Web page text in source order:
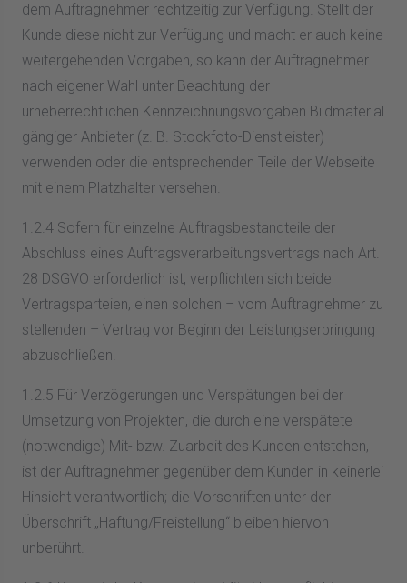
dem Auftragnehmer rechtzeitig zur Verfügung. Stellt der
Kunde diese nicht zur Verfügung und macht er auch keine
weitergehenden Vorgaben, so kann der Auftragnehmer
nach eigener Wahl unter Beachtung der
urheberrechtlichen Kennzeichnungsvorgaben Bildmaterial
gängiger Anbieter (z. B. Stockfoto-Dienstleister)
verwenden oder die entsprechenden Teile der Webseite
mit einem Platzhalter versehen.
1.2.4 Sofern für einzelne Auftragsbestandteile der
Abschluss eines Auftragsverarbeitungsvertrags nach Art.
28 DSGVO erforderlich ist, verpflichten sich beide
Vertragsparteien, einen solchen – vom Auftragnehmer zu
stellenden – Vertrag vor Beginn der Leistungserbringung
abzuschließen.
1.2.5 Für Verzögerungen und Verspätungen bei der
Umsetzung von Projekten, die durch eine verspätete
(notwendige) Mit- bzw. Zuarbeit des Kunden entstehen,
ist der Auftragnehmer gegenüber dem Kunden in keinerlei
Hinsicht verantwortlich; die Vorschriften unter der
Überschrift „Haftung/Freistellung“ bleiben hiervon
unberührt.